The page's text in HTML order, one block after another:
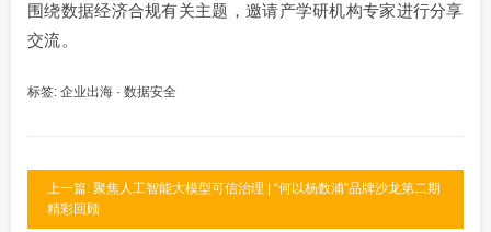
围绕数据经济合规有关主题，邀请产学研机构专家进行分享
交流。
标签: 企业出海 · 数据安全
上一篇: 聚焦人工智能大模型可信治理 | “何以杨数浦”品牌沙龙第二期
精彩回顾